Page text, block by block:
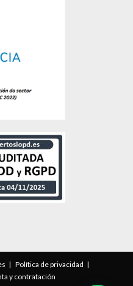
Política de privacidad
y contratación